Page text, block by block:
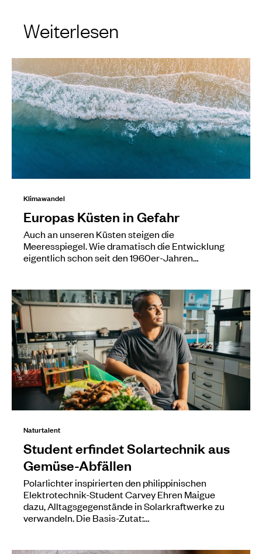
Weiterlesen
Klimawandel
Europas Küsten in Gefahr
Auch an unseren Küsten steigen die
Meeresspiegel. Wie dramatisch die Entwicklung
eigentlich schon seit den 1960er-Jahren…
Naturtalent
Student erfindet Solartechnik aus
Gemüse-Abfällen
Polarlichter inspirierten den philippinischen
Elektrotechnik-Student Carvey Ehren Maigue
dazu, Alltagsgegenstände in Solarkraftwerke zu
verwandeln. Die Basis-Zutat:…